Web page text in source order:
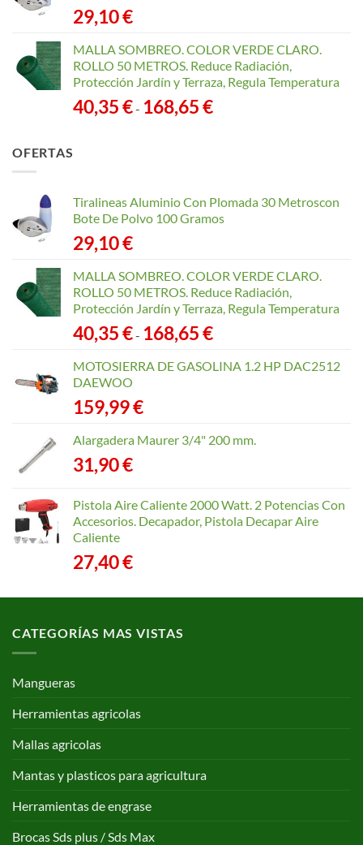
29,10€
MALLA SOMBREO. COLOR VERDE CLARO.
ROLLO 50 METROS. Reduce Radiación,
Protección Jardín y Terraza, Regula Temperatura
40,35€- 168,65€Rango
168,65 €
OFERTAS
Tiralineas Aluminio Con Plomada 30 Metroscon
Bote De Polvo 100 Gramos
29,10€
MALLA SOMBREO. COLOR VERDE CLARO.
ROLLO 50 METROS. Reduce Radiación,
Protección Jardín y Terraza, Regula Temperatura
40,35€- 168,65€Rango
precios:
MOTOSIERRA DE GASOLINA 1.2 HP DAC2512
DAEWOO
159,99€
Alargadera Maurer 3/4" 200 mm.
31,90€
Pistola Aire Caliente 2000 Watt. 2 Potencias Con
Accesorios. Decapador, Pistola Decapar Aire
Caliente
27,40€
CATEGORÍAS MAS VISTAS
Mangueras
Herramientas agricolas
Mallas agricolas
Mantas y plasticos para agricultura
Herramientas de engrase
Brocas Sds plus / Sds Max